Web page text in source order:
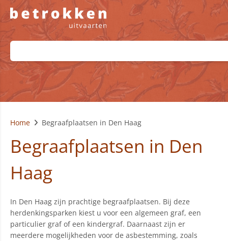
Home Begraafplaatsen in Den Haag
Begraafplaatsen in Den
Haag
In Den Haag zijn prachtige begraafplaatsen. Bij deze
herdenkingsparken kiest u voor een algemeen graf, een
particulier graf of een kindergraf. Daarnaast zijn er
meerdere mogelijkheden voor de asbestemming, zoals